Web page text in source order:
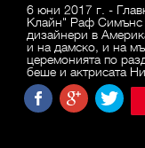
6 юни 2017 г. -
Клайн" Раф Симънс
дизайнери в
и на дамско, и на
церемонията по
беше и актрисата